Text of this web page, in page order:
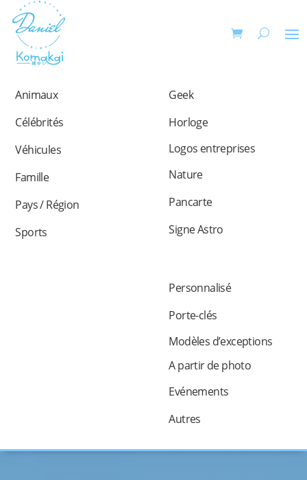
Animaux
Célébrités
Véhicules
Famille
Pays / Région
Sports
Geek
Horloge
Logos entreprises
Nature
Pancarte
Signe Astro
Personnalisé
Porte-clés
Modèles d’exceptions
A partir de photo
Evénements
Autres